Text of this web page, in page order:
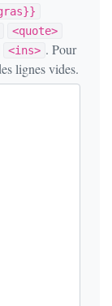
<quote>
<ins> . Pour
lignes vides.